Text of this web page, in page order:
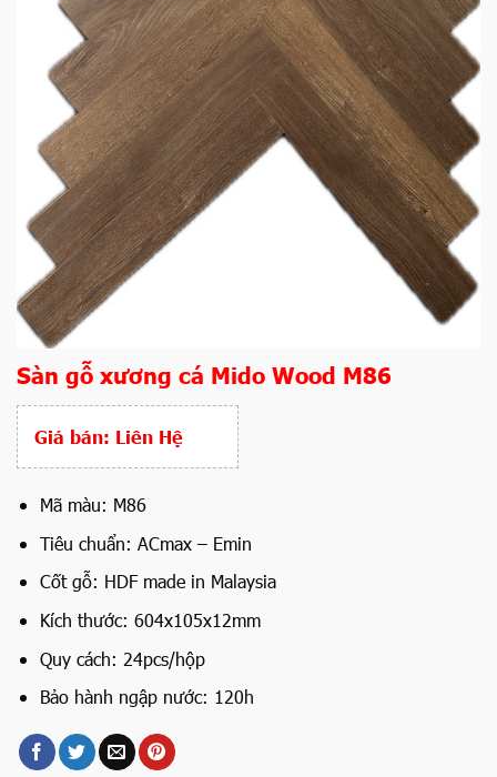
Sàn gỗ xương cá Mido Wood M86
Giá bán: Liên Hệ
Mã màu: M86
Tiêu chuẩn: ACmax – Emin
Cốt gỗ: HDF made in Malaysia
Kích thước: 604x105x12mm
Quy cách: 24pcs/hộp
Bảo hành ngập nước: 120h